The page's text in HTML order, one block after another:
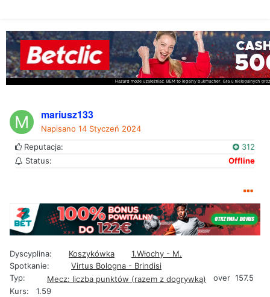
mariusz133
Napisano 14 Styczeń 2024
Reputacja:
312
Status:
Offline
Dyscyplina: Koszykówka
1.Włochy - M.
Spotkanie:
Virtus Bologna - Brindisi
Typ:
Mecz: liczba punktów (razem z dogrywką) over 157.5
Kurs: 1.59